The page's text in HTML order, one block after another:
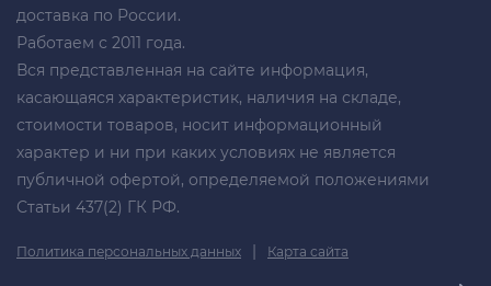
доставка по России.
Работаем с 2011 года.
Вся представленная на сайте информация,
касающаяся характеристик, наличия на складе,
стоимости товаров, носит информационный
характер и ни при каких условиях не является
публичной офертой, определяемой положениями
Статьи 437(2) ГК РФ.
Политика персональных данных Карта сайта